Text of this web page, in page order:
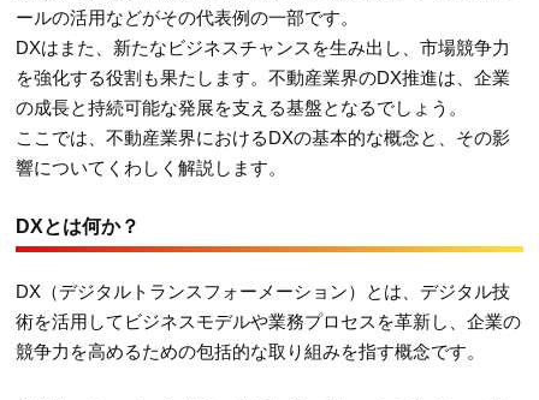
ールの活用などがその代表例の一部です。
DXはまた、新たなビジネスチャンスを生み出し、市場競争力
を強化する役割も果たします。不動産業界のDX推進は、企業
の成長と持続可能な発展を支える基盤となるでしょう。
ここでは、不動産業界におけるDXの基本的な概念と、その影
響についてくわしく解説します。
DXとは何か？
DX（デジタルトランスフォーメーション）とは、デジタル技
術を活用してビジネスモデルや業務プロセスを革新し、企業の
競争力を高めるための包括的な取り組みを指す概念です。